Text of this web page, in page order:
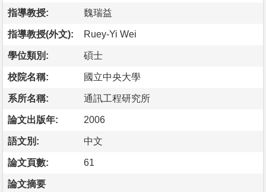
指導教授: 魏瑞益
指導教授(外文): Ruey-Yi Wei
學位類別: 碩士
校院名稱: 國立中央大學
系所名稱: 通訊工程研究所
論文出版年: 2006
語文別: 中文
論文頁數: 61
論文摘要